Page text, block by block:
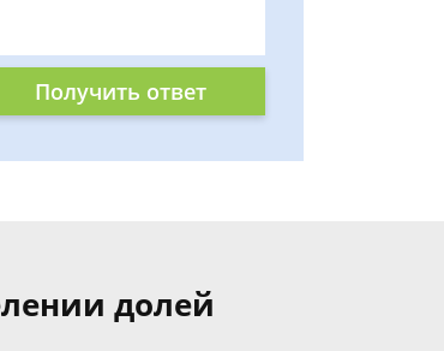
Получить ответ
долей